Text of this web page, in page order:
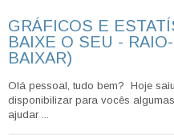
GRÁFICOS E
BAIXE O SEU -
BAIXAR)
Olá pessoal, tudo bem? Hoje
disponibilizar para vocês
ajudar ...